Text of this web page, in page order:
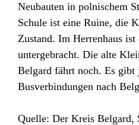
Neubauten in polnischem
Schule ist eine Ruine, die
Zustand. Im Herrenhaus
untergebracht. Die alte
Belgard fährt noch. Es gibt
Busverbindungen nach
Quelle: Der Kreis Belgard,